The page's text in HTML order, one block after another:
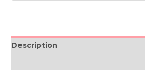
Description